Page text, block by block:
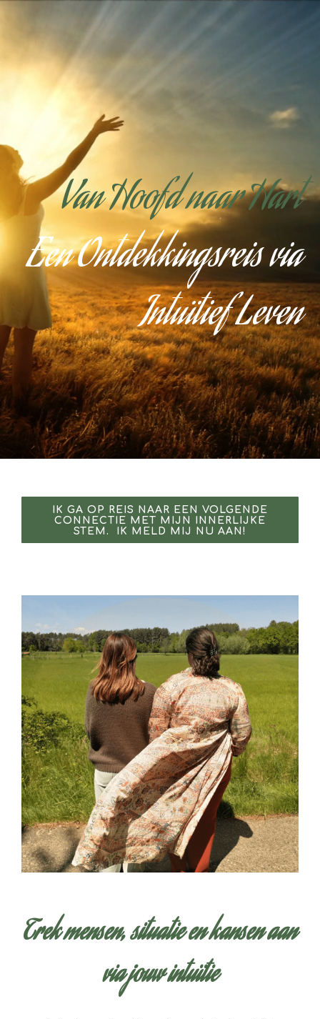
Van Hoofd naar Hart
Een Ontdekkingsreis via
Intuïtief Leven
IK GA OP REIS NAAR EEN VOLGENDE
CONNECTIE MET MIJN INNERLIJKE
STEM. IK MELD MIJ NU AAN!
Trek mensen, situatie en kansen aan
via jouw intuïtie